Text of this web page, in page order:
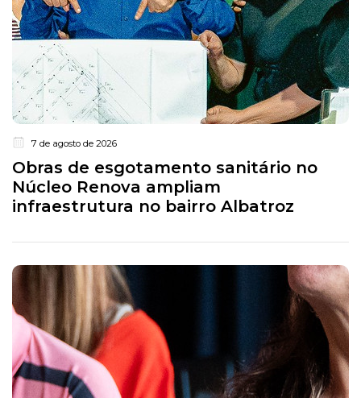
7 de agosto de 2026
Obras de esgotamento sanitário no
Núcleo Renova ampliam
infraestrutura no bairro Albatroz